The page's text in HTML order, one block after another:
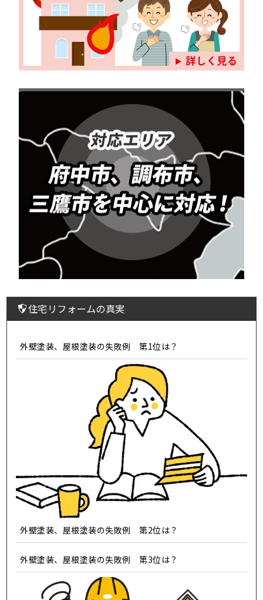
住宅リフォームの真実
外壁塗装、屋根塗装の失敗例 第1位は？
外壁塗装、屋根塗装の失敗例 第2位は？
外壁塗装、屋根塗装の失敗例 第3位は？